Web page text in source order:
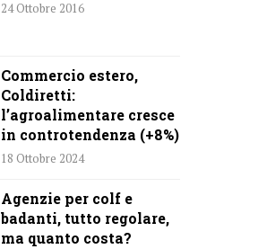
24 Ottobre 2016
Commercio estero,
Coldiretti:
l’agroalimentare cresce
in controtendenza (+8%)
18 Ottobre 2024
Agenzie per colf e
badanti, tutto regolare,
ma quanto costa?